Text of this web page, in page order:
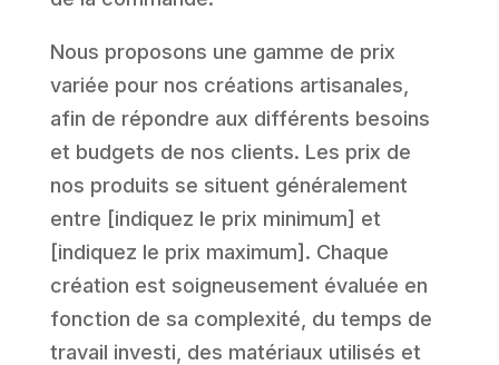
Nous proposons une gamme de prix
variée pour nos créations artisanales,
afin de répondre aux différents besoins
et budgets de nos clients. Les prix de
nos produits se situent généralement
entre [indiquez le prix minimum] et
[indiquez le prix maximum]. Chaque
création est soigneusement évaluée en
fonction de sa complexité, du temps de
travail investi, des matériaux utilisés et